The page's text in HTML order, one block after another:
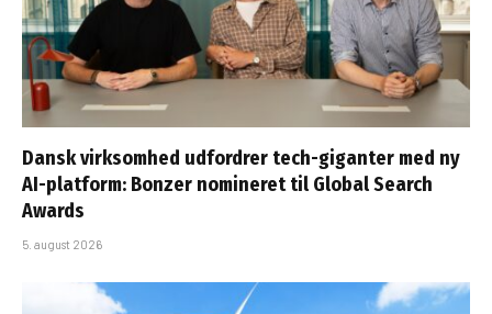
Dansk virksomhed udfordrer tech-giganter med ny
AI-platform: Bonzer nomineret til Global Search
Awards
5. august 2026